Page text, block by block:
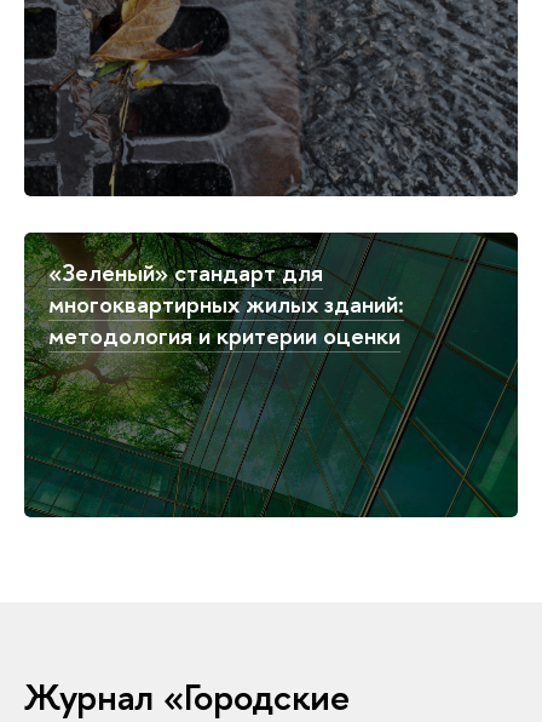
«Зеленый» стандарт для
многоквартирных жилых зданий:
методология и критерии оценки
Журнал «Городские